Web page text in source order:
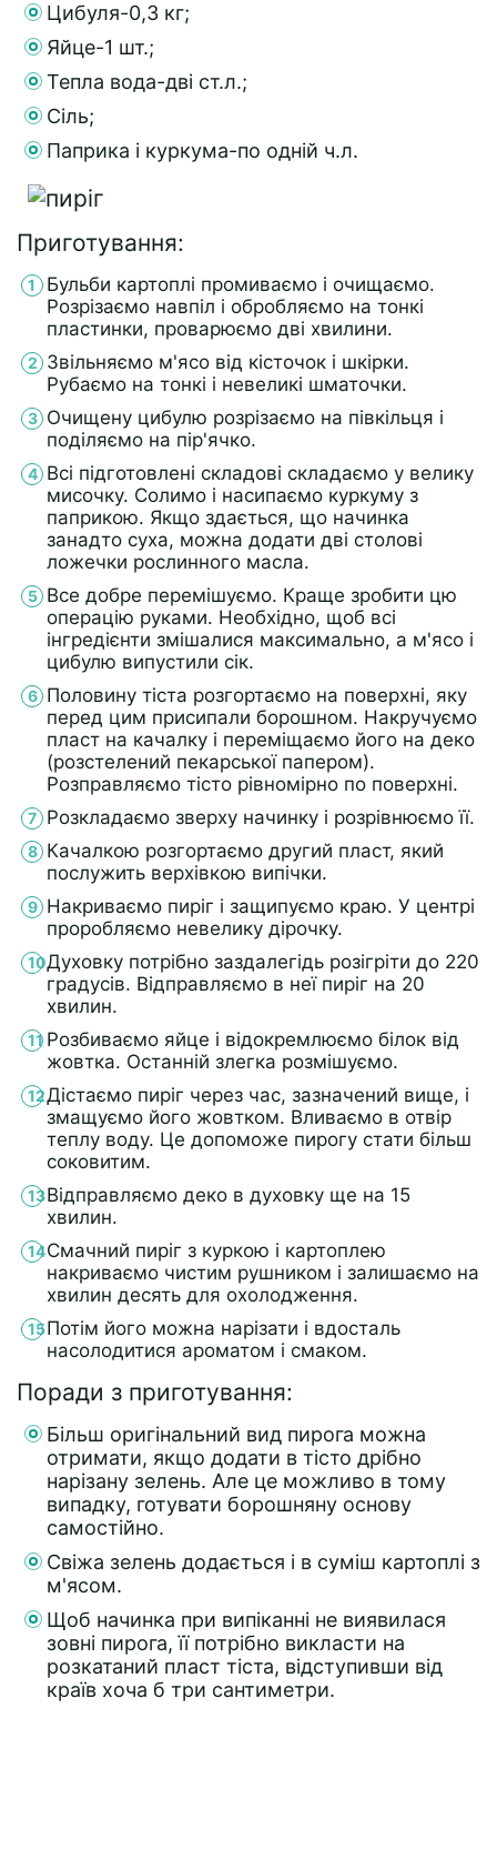
Цибуля-0,3 кг;
Яйце-1 шт.;
Тепла вода-дві ст.л.;
Сіль;
Паприка і куркума-по одній ч.л.
Приготування:
Бульби картоплі промиваємо і очищаємо.
Розрізаємо навпіл і обробляємо на тонкі
пластинки, проварюємо дві хвилини.
Звільняємо м'ясо від кісточок і шкірки.
Рубаємо на тонкі і невеликі шматочки.
Очищену цибулю розрізаємо на півкільця і
поділяємо на пір'ячко.
Всі підготовлені складові складаємо у велику
мисочку. Солимо і насипаємо куркуму з
паприкою. Якщо здається, що начинка
занадто суха, можна додати дві столові
ложечки рослинного масла.
Все добре перемішуємо. Краще зробити цю
операцію руками. Необхідно, щоб всі
інгредієнти змішалися максимально, а м'ясо і
цибулю випустили сік.
Половину тіста розгортаємо на поверхні, яку
перед цим присипали борошном. Накручуємо
пласт на качалку і переміщаємо його на деко
(розстелений пекарської папером).
Розправляємо тісто рівномірно по поверхні.
Розкладаємо зверху начинку і розрівнюємо її.
Качалкою розгортаємо другий пласт, який
послужить верхівкою випічки.
Накриваємо пиріг і защипуємо краю. У центрі
проробляємо невелику дірочку.
Духовку потрібно заздалегідь розігріти до 220
градусів. Відправляємо в неї пиріг на 20
хвилин.
Розбиваємо яйце і відокремлюємо білок від
жовтка. Останній злегка розмішуємо.
Дістаємо пиріг через час, зазначений вище, і
змащуємо його жовтком. Вливаємо в отвір
теплу воду. Це допоможе пирогу стати більш
соковитим.
Відправляємо деко в духовку ще на 15
хвилин.
Смачний пиріг з куркою і картоплею
накриваємо чистим рушником і залишаємо на
хвилин десять для охолодження.
Потім його можна нарізати і вдосталь
насолодитися ароматом і смаком.
Поради з приготування:
Більш оригінальний вид пирога можна
отримати, якщо додати в тісто дрібно
нарізану зелень. Але це можливо в тому
випадку, готувати борошняну основу
самостійно.
Свіжа зелень додається і в суміш картоплі з
м'ясом.
Щоб начинка при випіканні не виявилася
зовні пирога, її потрібно викласти на
розкатаний пласт тіста, відступивши від
країв хоча б три сантиметри.